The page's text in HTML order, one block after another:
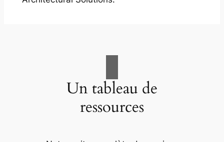
Un tableau de
ressources